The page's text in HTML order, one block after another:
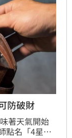
防破財
著天氣開始
點名「4星